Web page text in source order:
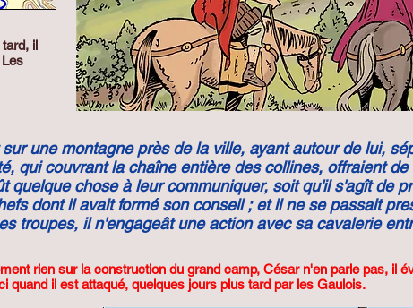
il
une montagne près de la ville, ayant autour de lui,
qui couvrant la chaîne entière des collines, offraient
quelque chose à leur communiquer, soit qu'il s'agît de
dont il avait formé son conseil ; et il ne se passait
troupes, il n'engageât une action avec sa cavalerie
rien sur la construction du grand camp, César n'en parle pas, il
quand il est attaqué, quelques jours plus tard par les Gaulois.